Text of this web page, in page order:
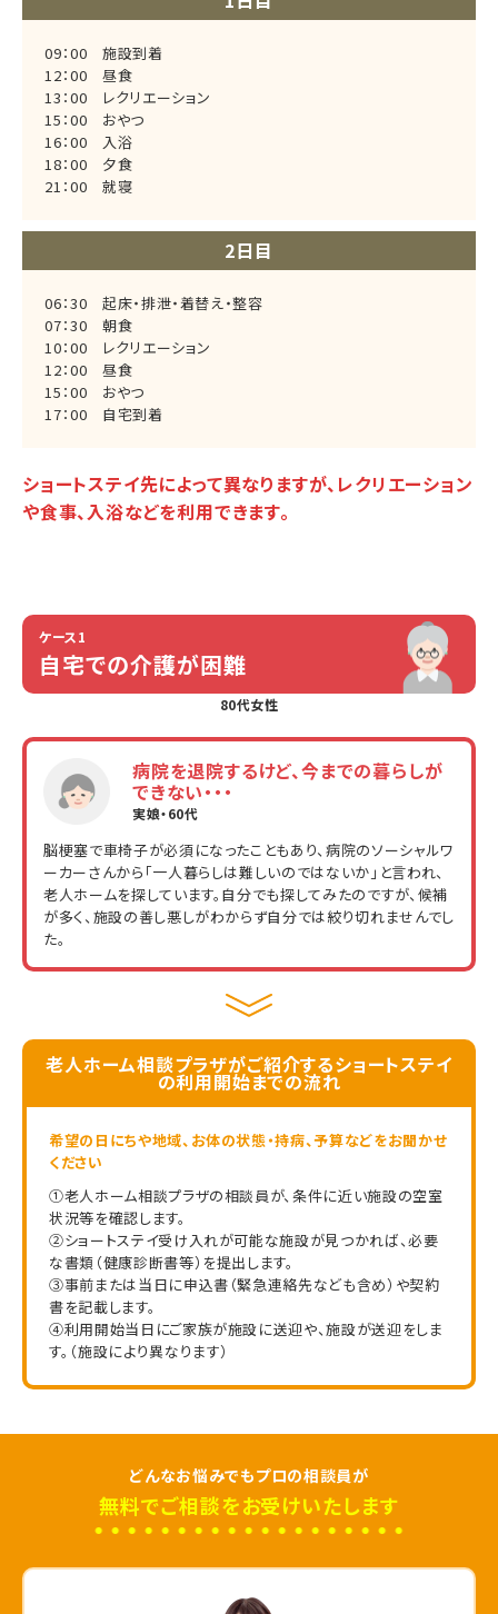
09：00 施設到着
12：00 昼食
13：00 レクリエーション
15：00 おやつ
16：00 入浴
18：00 夕食
21：00 就寝
2日目
06：30 起床・排泄・着替え・整容
07：30 朝食
10：00 レクリエーション
12：00 昼食
15：00 おやつ
17：00 自宅到着
ショートステイ先によって異なりますが、レクリエーション
や食事、入浴などを利用できます。
ケース1
自宅での介護が困難
80代女性
病院を退院するけど、今までの暮らしが
できない・・・
実娘・60代
脳梗塞で車椅子が必須になったこともあり、病院のソーシャルワ
ーカーさんから「一人暮らしは難しいのではないか」と言われ、
老人ホームを探しています。自分でも探してみたのですが、候補
が多く、施設の善し悪しがわからず自分では絞り切れませんでし
た。
老人ホーム相談プラザがご紹介するショートステイ
の利用開始までの流れ
希望の日にちや地域、お体の状態・持病、予算などをお聞かせ
ください
①老人ホーム相談プラザの相談員が、条件に近い施設の空室
状況等を確認します。
②ショートステイ受け入れが可能な施設が見つかれば、必要
な書類（健康診断書等）を提出します。
③事前または当日に申込書（緊急連絡先なども含め）や契約
書を記載します。
④利用開始当日にご家族が施設に送迎や、施設が送迎をしま
す。（施設により異なります）
どんなお悩みでもプロの相談員が
無料でご相談をお受けいたします